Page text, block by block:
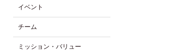
イベント
チーム
ミッション・バリュー